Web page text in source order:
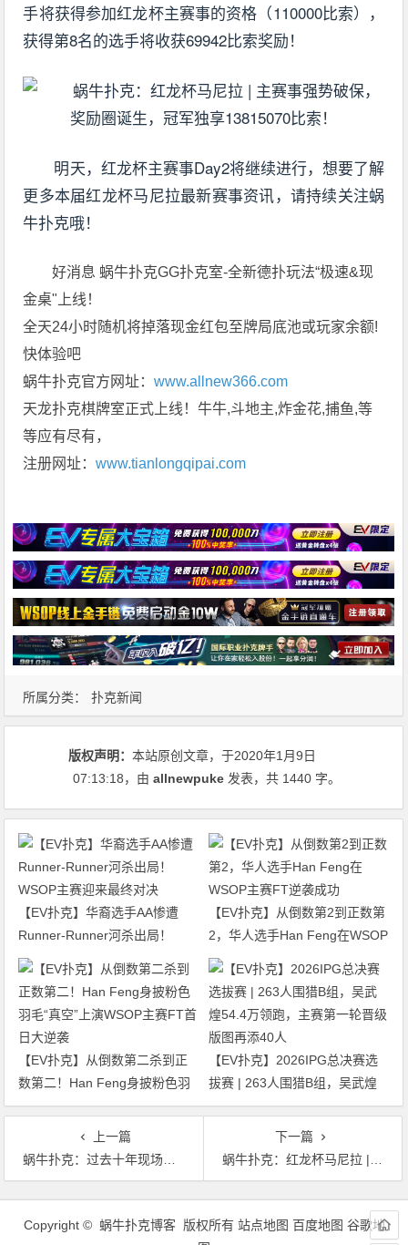
手将获得参加红龙杯主赛事的资格（110000比索），
获得第8名的选手将收获69942比索奖励！
明天，红龙杯主赛事Day2将继续进行，想要了解
更多本届红龙杯马尼拉最新赛事资讯，请持续关注蜗
牛扑克哦！
好消息 蜗牛扑克GG扑克室-全新德扑玩法“极速&现
金桌"上线！
全天24小时随机将掉落现金红包至牌局底池或玩家余额!
快体验吧
蜗牛扑克官方网址：www.allnew366.com
天龙扑克棋牌室正式上线！牛牛,斗地主,炸金花,捕鱼,等
等应有尽有，
注册网址：www.tianlongqipai.com
所属分类： 扑克新闻
版权声明：本站原创文章，于2020年1月9日
07:13:18，由allnewpuke 发表，共 1440 字。
【EV扑克】华裔选手AA惨遭
Runner-Runner河杀出局！
WSOP主赛迎来最终对决
【EV扑克】从倒数第2到正数第
2，华人选手Han Feng在WSOP
主赛FT逆袭成功
【EV扑克】从倒数第二杀到正
数第二！Han Feng身披粉色羽
毛“真空”上演WSOP主赛FT首日
【EV扑克】2026IPG总决赛选
拔赛 | 263人围猎B组，吴武煌
54.4万领跑，主赛第一轮晋级版
上一篇
蜗牛扑克：过去十年现场赛事巨奖获得者盘点（下）
下一篇
蜗牛扑克：红龙杯马尼拉 | 主赛决赛桌诞生！中国选手独占4席，孙希杰成为全场CL!
文
Copyright © 蜗牛扑克博客 版权所有 站点地图 百度地图 谷歌地